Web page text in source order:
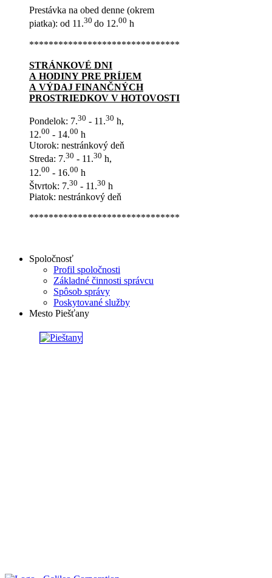
Prestávka na obed denne (okrem
piatka): od 11.30 do 12.00 h
*******************************
STRÁNKOVÉ DNI
A HODINY PRE PRÍJEM
A VÝDAJ FINANČNÝCH
PROSTRIEDKOV V HOTOVOSTI
Pondelok: 7.30 - 11.30 h,
12.00 - 14.00 h
Utorok: nestránkový deň
Streda: 7.30 - 11.30 h,
12.00 - 16.00 h
Štvrtok: 7.30 - 11.30 h
Piatok: nestránkový deň
*******************************
Spoločnosť
Profil spoločnosti
Základné činnosti správcu
Spôsob správy
Poskytované služby
Mesto Piešťany